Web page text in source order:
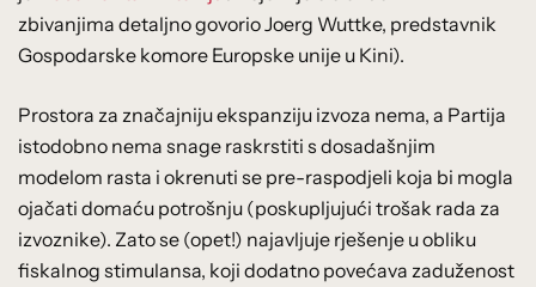
zbivanjima detaljno govorio Joerg Wuttke, predstavnik
Gospodarske komore Europske unije u Kini).
Prostora za značajniju ekspanziju izvoza nema, a Partija
istodobno nema snage raskrstiti s dosadašnjim
modelom rasta i okrenuti se pre-raspodjeli koja bi mogla
ojačati domaću potrošnju (poskupljujući trošak rada za
izvoznike). Zato se (opet!) najavljuje rješenje u obliku
fiskalnog stimulansa, koji dodatno povećava zaduženost